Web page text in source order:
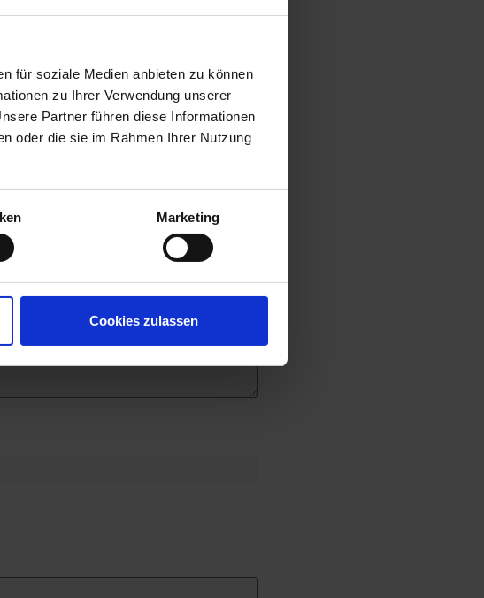
für soziale Medien anbieten zu können
zu Ihrer Verwendung unserer
Partner führen diese Informationen
oder die sie im Rahmen Ihrer Nutzung
Marketing
Cookies zulassen